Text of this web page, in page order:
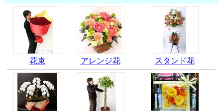
花束 アレンジ花 スタンド花